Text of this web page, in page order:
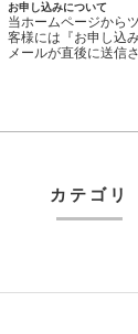
お申し込みについて
当ホームページから
客様には『お申し込
メールが直後に送信
カテゴリ